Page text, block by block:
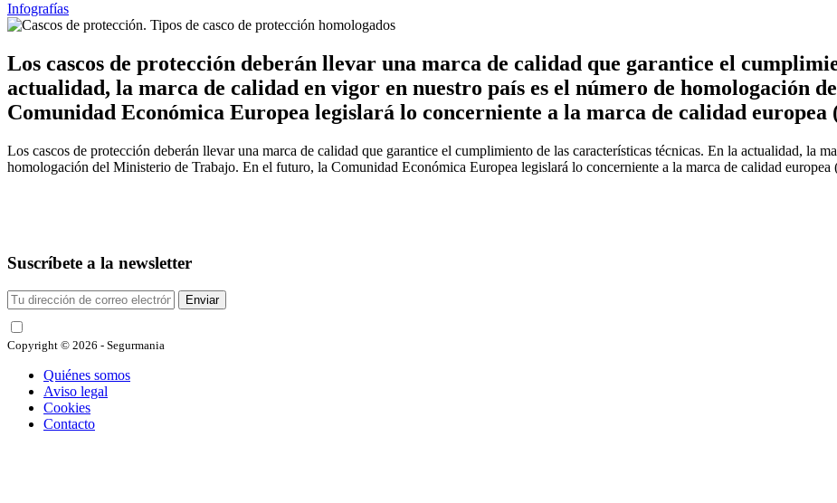
Infografías
Los cascos de protección deberán llevar una marca de calidad que garantice el
actualidad, la marca de calidad en vigor en nuestro país es el número de homologación
Comunidad Económica Europea legislará lo concerniente a la marca de calidad europea
Los cascos de protección deberán llevar una marca de calidad que garantice el cumplimiento de las características técnicas. En la actualidad, la
homologación del Ministerio de Trabajo. En el futuro, la Comunidad Económica Europea legislará lo concerniente a la marca de calidad europea
Suscríbete a la newsletter
Enviar
Copyright © 2026 - Segurmania
Quiénes somos
Aviso legal
Cookies
Contacto